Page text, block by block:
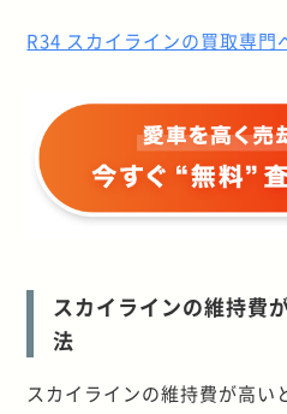
R34 スカイラインの買取専門
スカイラインの維持費
法
スカイラインの維持費が高い